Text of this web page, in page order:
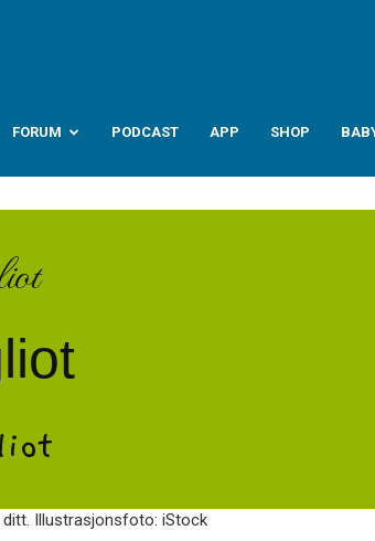
FORUM PODCAST APP SHOP
Illustrasjonsfoto: iStock